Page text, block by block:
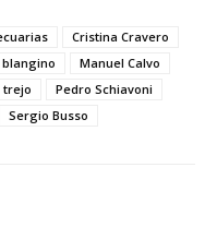
Cristina Cravero
blangino
Manuel Calvo
trejo
Pedro Schiavoni
Sergio Busso